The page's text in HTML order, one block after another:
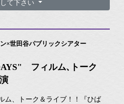
×世田谷パブリックシアター
フィルム、トーク
ム、トーク＆ライブ！！『ひば